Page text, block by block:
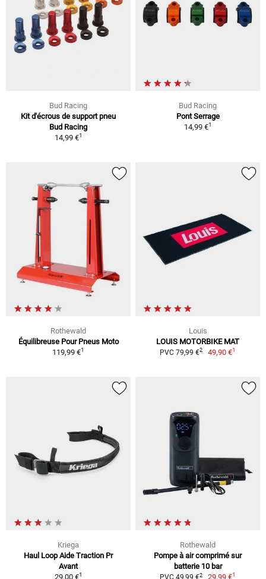
Bud Racing
Kit d'écrous de support pneu
Bud Racing
14,99 €1
Bud Racing
Pont Serrage
14,99 €1
Rothewald
Équilibreuse Pour Pneus Moto
119,99 €1
Louis
LOUIS MOTORBIKE MAT
PVC 79,99 €2 49,90 €1
Kriega
Haul Loop Aide Traction Pr
Avant
29,00 €1
Rothewald
Pompe à air comprimé sur
batterie 10 bar
2 29,99 €1